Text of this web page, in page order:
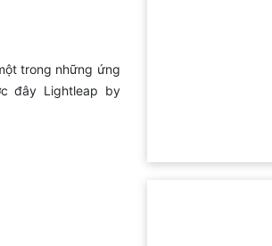
trong những ứng
đây Lightleap by